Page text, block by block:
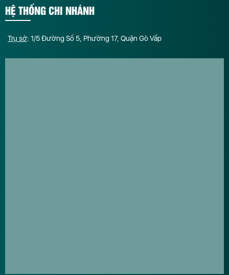
HỆ THỐNG CHI NHÁNH
Trụ sở: 1/5 Đường Số 5, Phường 17, Quận Gò Vấp